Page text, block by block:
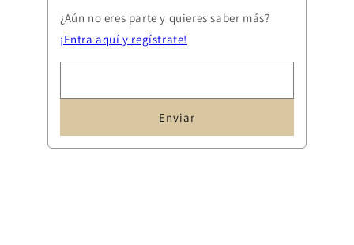
¿Aún no eres parte y quieres saber más?
¡Entra aquí y regístrate!
Enviar